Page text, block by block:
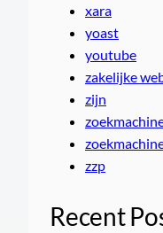
xara
yoast
youtube
zakelijke
zijn
zzp
Recent